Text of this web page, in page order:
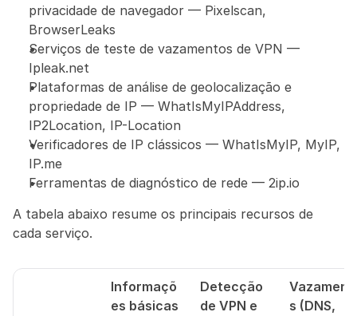
privacidade de navegador — Pixelscan,
BrowserLeaks
Serviços de teste de vazamentos de VPN —
Ipleak.net
Plataformas de análise de geolocalização e
propriedade de IP — WhatIsMyIPAddress,
IP2Location, IP-Location
Verificadores de IP clássicos — WhatIsMyIP, MyIP,
IP.me
Ferramentas de diagnóstico de rede — 2ip.io
A tabela abaixo resume os principais recursos de
cada serviço.
Informaçõ
es básicas
Detecção
de VPN e
s (DNS,